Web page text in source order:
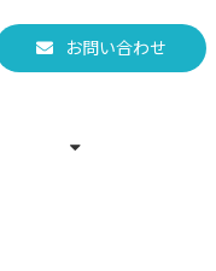
お問い合わせ